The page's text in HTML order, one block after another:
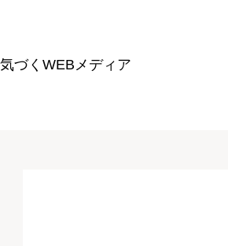
づく WEBメディア